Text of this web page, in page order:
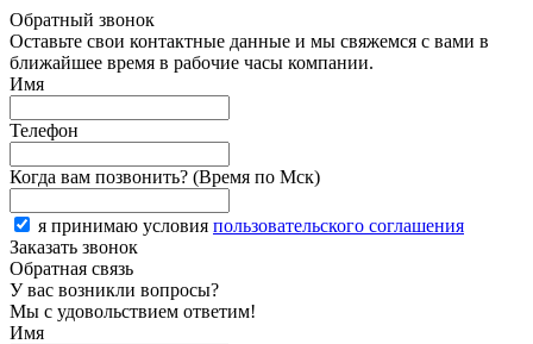
Обратный звонок
Оставьте свои контактные данные и мы свяжемся с вами в
ближайшее время в рабочие часы компании.
Имя
Телефон
Когда вам позвонить? (Время по Мск)
я принимаю условия пользовательского соглашения
Заказать звонок
Обратная связь
У вас возникли вопросы?
Мы с удовольствием ответим!
Имя